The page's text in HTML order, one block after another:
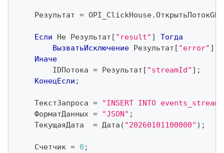
    Результат
= OPI_ClickHouse.
Если Не Результат [ "result" ]
Тогда
ВызватьИсключение Результат [ "error" ]
Иначе
        IDПотока
= Результат [ "streamId" ] ;
КонецЕсли ;
    ТекстЗапроса
=
"INSERT INTO
    ФорматДанных
= "JSON" ;
    ТекущаяДата
= Дата ( "20260101100000" ) ;
    Счетчик
= 0 ;